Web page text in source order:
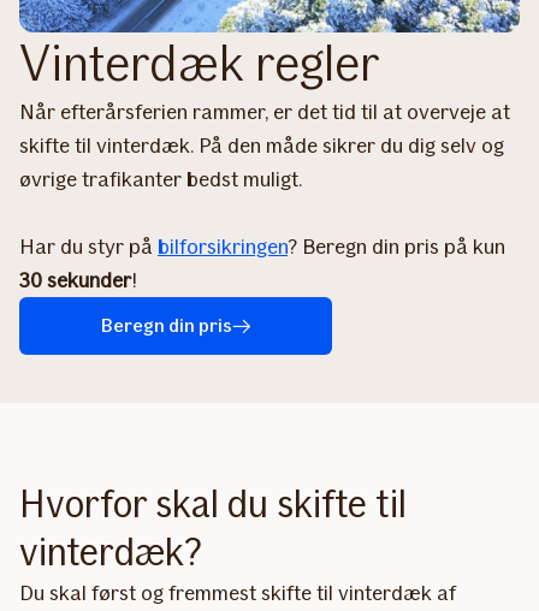
Vinterdæk regler
Når efterårsferien rammer, er det tid til at overveje at
skifte til vinterdæk. På den måde sikrer du dig selv og
øvrige trafikanter bedst muligt.
Har du styr på bilforsikringen? Beregn din pris på kun
30 sekunder!
Beregn din pris
Hvorfor skal du skifte til
vinterdæk?
Du skal først og fremmest skifte til vinterdæk af